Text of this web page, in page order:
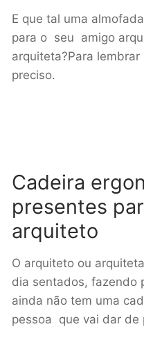
E que tal uma
para o seu amigo
arquiteta?Para
preciso.
Cadeira
presentes
arquiteto
O arquiteto ou
dia sentados, fazendo
ainda não tem uma
pessoa que vai dar de